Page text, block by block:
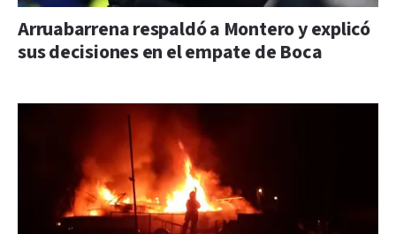
Arruabarrena respaldó a Montero y explicó
sus decisiones en el empate de Boca